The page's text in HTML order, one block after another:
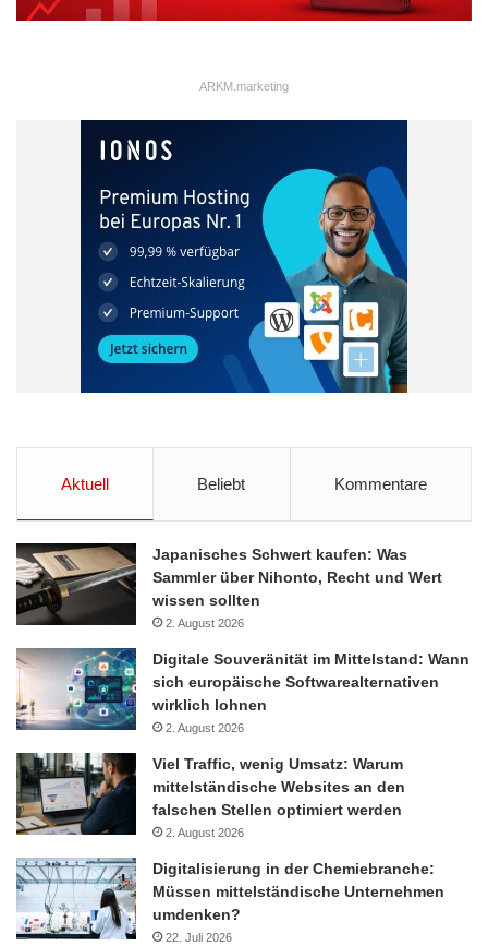
ARKM.marketing
Aktuell Beliebt Kommentare
Japanisches Schwert kaufen: Was
Sammler über Nihonto, Recht und Wert
wissen sollten
2. August 2026
Digitale Souveränität im Mittelstand: Wann
sich europäische Softwarealternativen
wirklich lohnen
2. August 2026
Viel Traffic, wenig Umsatz: Warum
mittelständische Websites an den
falschen Stellen optimiert werden
2. August 2026
Digitalisierung in der Chemiebranche:
Müssen mittelständische Unternehmen
umdenken?
22. Juli 2026